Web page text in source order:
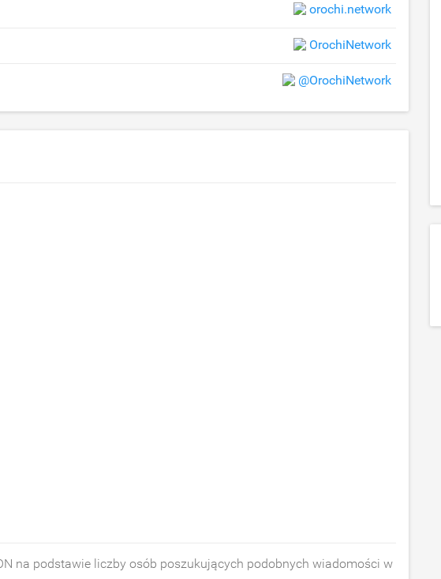
orochi.network
OrochiNetwork
@OrochiNetwork
na podstawie liczby osób poszukujących podobnych wiadomości w